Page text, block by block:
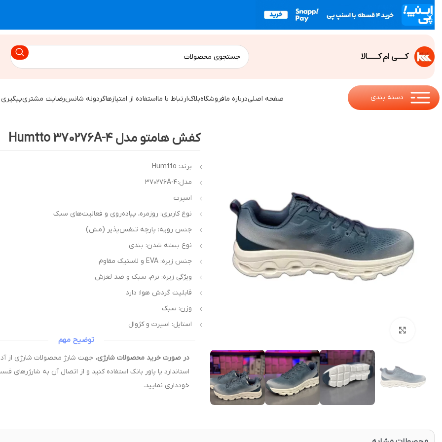
دسته بندی صفحه اصلیدرباره مافروشگاهبلاگارتباط با مااستفاده از امتیازهاگردونه شانسرضایت مشتری
کفش هامتو مدل Humtto ۳۷۰۲۷۶A-۴
برند: Humtto
مدل: ۳۷۰۲۷۶A-۴
اسپرت
نوع کاربری: روزمره، پیاده‌روی و فعالیت‌های سبک
جنس رویه: پارچه تنفس‌پذیر (مش)
نوع بسته شدن: بندی
جنس زیره: EVA و لاستیک مقاوم
ویژگی زیره: نرم، سبک و ضد لغزش
قابلیت گردش هوا: دارد
وزن: سبک
استایل: اسپرت و کژوال
توضیح مهم
در صورت خرید محصولات شارژی،
استاندارد یا پاور بانک استفاده کنید و از اتصال آن به شارژرهای
خودداری نمایید.